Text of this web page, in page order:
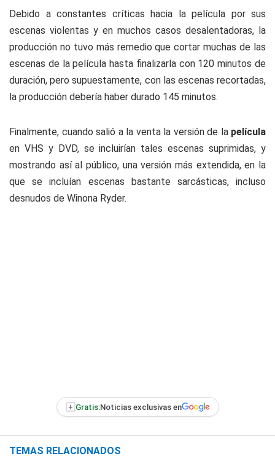
Debido a constantes críticas hacia la película por sus
escenas violentas y en muchos casos desalentadoras, la
producción no tuvo más remedio que cortar muchas de las
escenas de la película hasta finalizarla con 120 minutos de
duración, pero supuestamente, con las escenas recortadas,
la producción debería haber durado 145 minutos.
Finalmente, cuando salió a la venta la versión de la película
en VHS y DVD, se incluirían tales escenas suprimidas, y
mostrando así al público, una versión más extendida, en la
que se incluían escenas bastante sarcásticas, incluso
desnudos de Winona Ryder.
+ Gratis:Noticias exclusivas en
TEMAS RELACIONADOS